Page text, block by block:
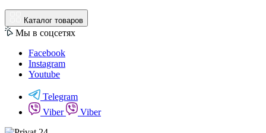
Каталог товаров
Мы в соцсетях
Facebook
Instagram
Youtube
Telegram
Viber
Viber